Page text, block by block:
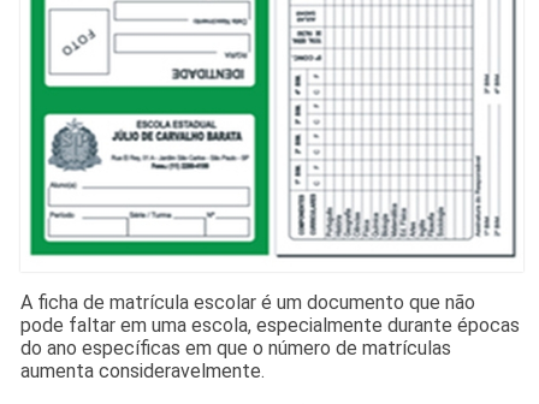
A ficha de matrícula escolar é um documento que não
pode faltar em uma escola, especialmente durante épocas
do ano específicas em que o número de matrículas
aumenta consideravelmente.